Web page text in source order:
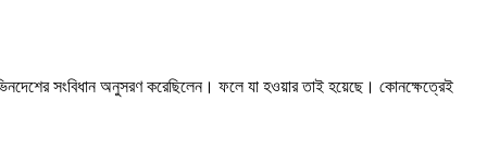
ভিনদেশের সংবিধান অনুসরণ করেছিলেন। ফলে যা হওয়ার তাই হয়েছে। কোনক্ষেত্রেই